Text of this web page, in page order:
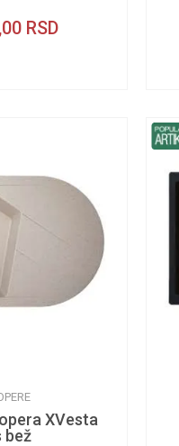
RSD
XVesta
bež